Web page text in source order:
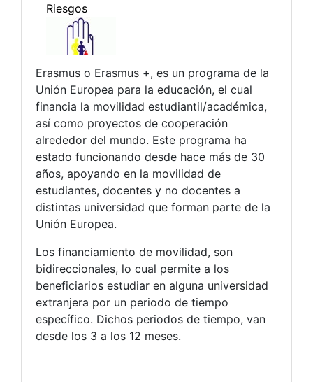
Erasmus o Erasmus +, es un programa de la
Unión Europea para la educación, el cual
financia la movilidad estudiantil/académica,
así como proyectos de cooperación
alrededor del mundo. Este programa ha
estado funcionando desde hace más de 30
años, apoyando en la movilidad de
estudiantes, docentes y no docentes a
distintas universidad que forman parte de la
Unión Europea.
Los financiamiento de movilidad, son
bidireccionales, lo cual permite a los
beneficiarios estudiar en alguna universidad
extranjera por un periodo de tiempo
específico. Dichos periodos de tiempo, van
desde los 3 a los 12 meses.